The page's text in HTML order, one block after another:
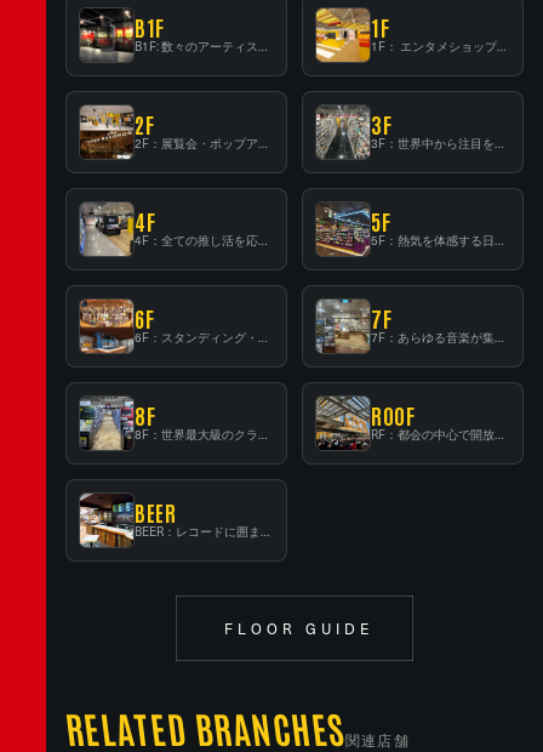
B1F
B1F: 数々のアーティストが立った、インストアイベントの聖地！
1F
1F： エンタメショップならではのイマーシブ空間
2F
2F：展覧会・ポップアップストア等を開催！大型催事スペース「TOWER SPACE SHIBUYA」
3F
3F：世界中から注目を集める〈日本のポップカルチャー〉の発信基地！
4F
4F：全ての推し活を応援するフロア！
5F
5F：熱気を体感する日本一のK-POP空間！
6F
6F：スタンディング・ビアバーを新設した日本最大規模のレコード専門フロア！
7F
7F：あらゆる音楽が集結する最多ジャンルフロア！
8F
8F：世界最大級のクラシック音楽専門フロア！
ROOF
RF：都会の中心で開放感あふれるルーフトップイベントスペース
BEER
BEER：レコードに囲まれたスタンディングバー
FLOOR GUIDE
RELATED BRANCHES関連店舗